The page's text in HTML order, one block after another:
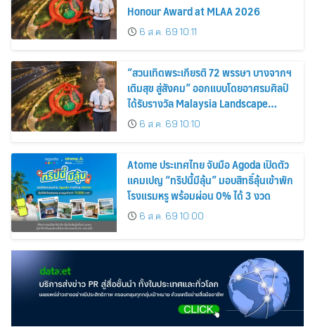
Honour Award at MLAA 2026
6 ส.ค. 69 10:11
“สวนเทิดพระเกียรติ 72 พรรษา บางจากฯ
เติมสุข สู่สังคม” ออกแบบโดยอาศรมศิลป์
ได้รับรางวัล Malaysia Landscape
Architecture Award 2026
6 ส.ค. 69 10:10
Atome ประเทศไทย จับมือ Agoda เปิดตัว
แคมเปญ “ทริปนี้มีลุ้น” มอบสิทธิ์ลุ้นเข้าพัก
โรงแรมหรู พร้อมผ่อน 0% ได้ 3 งวด
6 ส.ค. 69 10:00